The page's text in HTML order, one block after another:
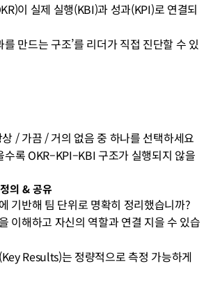
상 / 가끔 / 거의 없음 중 하나를 선택하세요
의 & 공유
기반해 팀 단위로 명확히 정리했습니까?
이해하고 자신의 역할과 연결 지을 수 있습
Results)는 정량적으로 측정 가능하게